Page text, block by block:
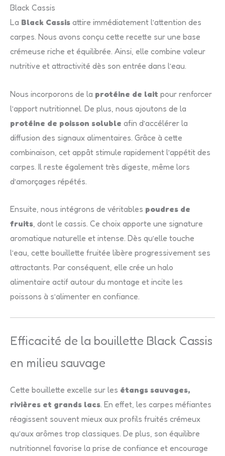
Black Cassis
La Black Cassis attire immédiatement l’attention des
carpes. Nous avons conçu cette recette sur une base
crémeuse riche et équilibrée. Ainsi, elle combine valeur
nutritive et attractivité dès son entrée dans l’eau.
Nous incorporons de la protéine de lait pour renforcer
l’apport nutritionnel. De plus, nous ajoutons de la
protéine de poisson soluble afin d’accélérer la
diffusion des signaux alimentaires. Grâce à cette
combinaison, cet appât stimule rapidement l’appétit des
carpes. Il reste également très digeste, même lors
d’amorçages répétés.
Ensuite, nous intégrons de véritables poudres de
fruits, dont le cassis. Ce choix apporte une signature
aromatique naturelle et intense. Dès qu’elle touche
l’eau, cette bouillette fruitée libère progressivement ses
attractants. Par conséquent, elle crée un halo
alimentaire actif autour du montage et incite les
poissons à s’alimenter en confiance.
Efficacité de la bouillette Black Cassis
en milieu sauvage
Cette bouillette excelle sur les étangs sauvages,
rivières et grands lacs. En effet, les carpes méfiantes
réagissent souvent mieux aux profils fruités crémeux
qu’aux arômes trop classiques. De plus, son équilibre
nutritionnel favorise la prise de confiance et encourage